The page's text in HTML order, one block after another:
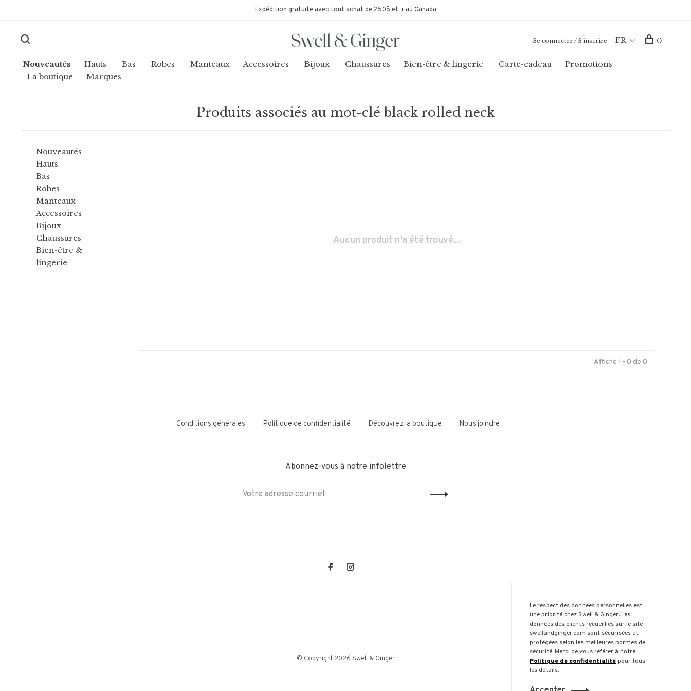
Expédition gratuite avec tout achat de 250$ et + au Canada
Nouveautés Hauts Bas Robes Manteaux Accessoires Bijoux Chaussures Bien-être & lingerie Carte-cadeau
Promotions
La boutique
Marques
Se connecter / S'inscrire FR 0
Produits associés au mot-clé black rolled neck
Nouveautés
Hauts
Bas
Robes
Manteaux
Accessoires
Bijoux
Chaussures
Bien-être &
lingerie
Aucun produit n'a été trouvé...
Affiche 1 - 0 de 0
Conditions générales Politique de confidentialité Découvrez la boutique Nous joindre
Abonnez-vous à notre infolettre
© Copyright 2026 Swell & Ginger
Le respect des données personnelles est
une priorité chez Swell & Ginger. Les
données des clients recueillies sur le site
swellandginger.com sont sécurisées et
protégées selon les meilleures normes de
sécurité. Merci de vous référer à notre
Politique de confidentialitépour tous
les détails.